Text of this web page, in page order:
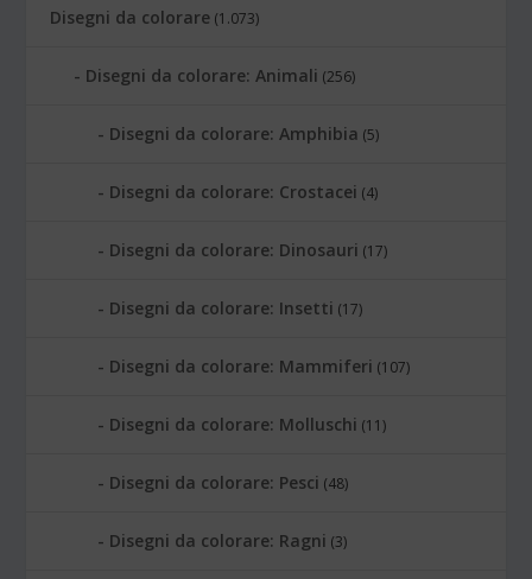
Disegni da colorare (1.073)
Disegni da colorare: Animali (256)
Disegni da colorare: Amphibia (5)
Disegni da colorare: Crostacei (4)
Disegni da colorare: Dinosauri (17)
Disegni da colorare: Insetti (17)
Disegni da colorare: Mammiferi (107)
Disegni da colorare: Molluschi (11)
Disegni da colorare: Pesci (48)
Disegni da colorare: Ragni (3)